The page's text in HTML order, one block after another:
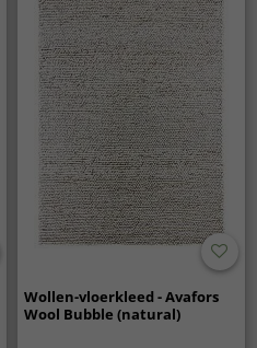
Wollen-vloerkleed - Avafors
Wool Bubble (natural)